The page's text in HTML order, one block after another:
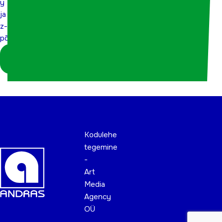
y
ja
z-
põlvkonnad
Kodulehe
tegemine
-
Art
Media
Agency
OÜ